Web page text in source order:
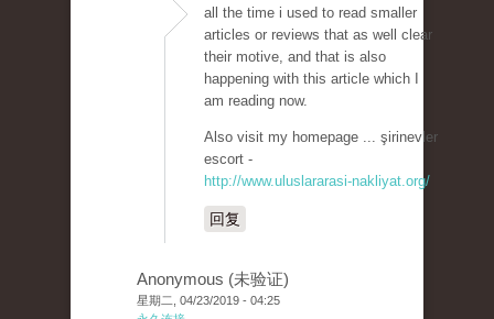
all the time i used to read smaller
articles or reviews that as well clear
their motive, and that is also
happening with this article which I
am reading now.
Also visit my homepage ... şirinevler
escort -
http://www.uluslararasi-nakliyat.org/
回复
Anonymous (未验证)
星期二, 04/23/2019 - 04:25